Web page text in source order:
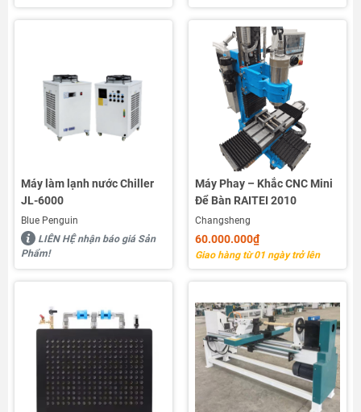
Máy làm lạnh nước Chiller
JL-6000
Blue Penguin
LIÊN HỆ nhận báo giá Sản
Phẩm!
Máy Phay – Khắc CNC Mini
Để Bàn RAITEI 2010
Changsheng
60.000.000₫
Giao hàng từ 01 ngày trở lên